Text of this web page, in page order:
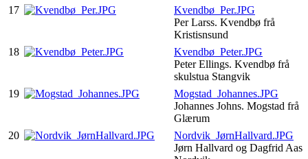
17
Kvendbø_Per.JPG
Per Larss. Kvendbø frå
Kristisnsund
18
Kvendbø_Peter.JPG
Peter Ellings. Kvendbø frå
skulstua Stangvik
19
Mogstad_Johannes.JPG
Johannes Johns. Mogstad frå
Glærum
20
Nordvik_JørnHallvard.JPG
Jørn Hallvard og Dagfrid Aas